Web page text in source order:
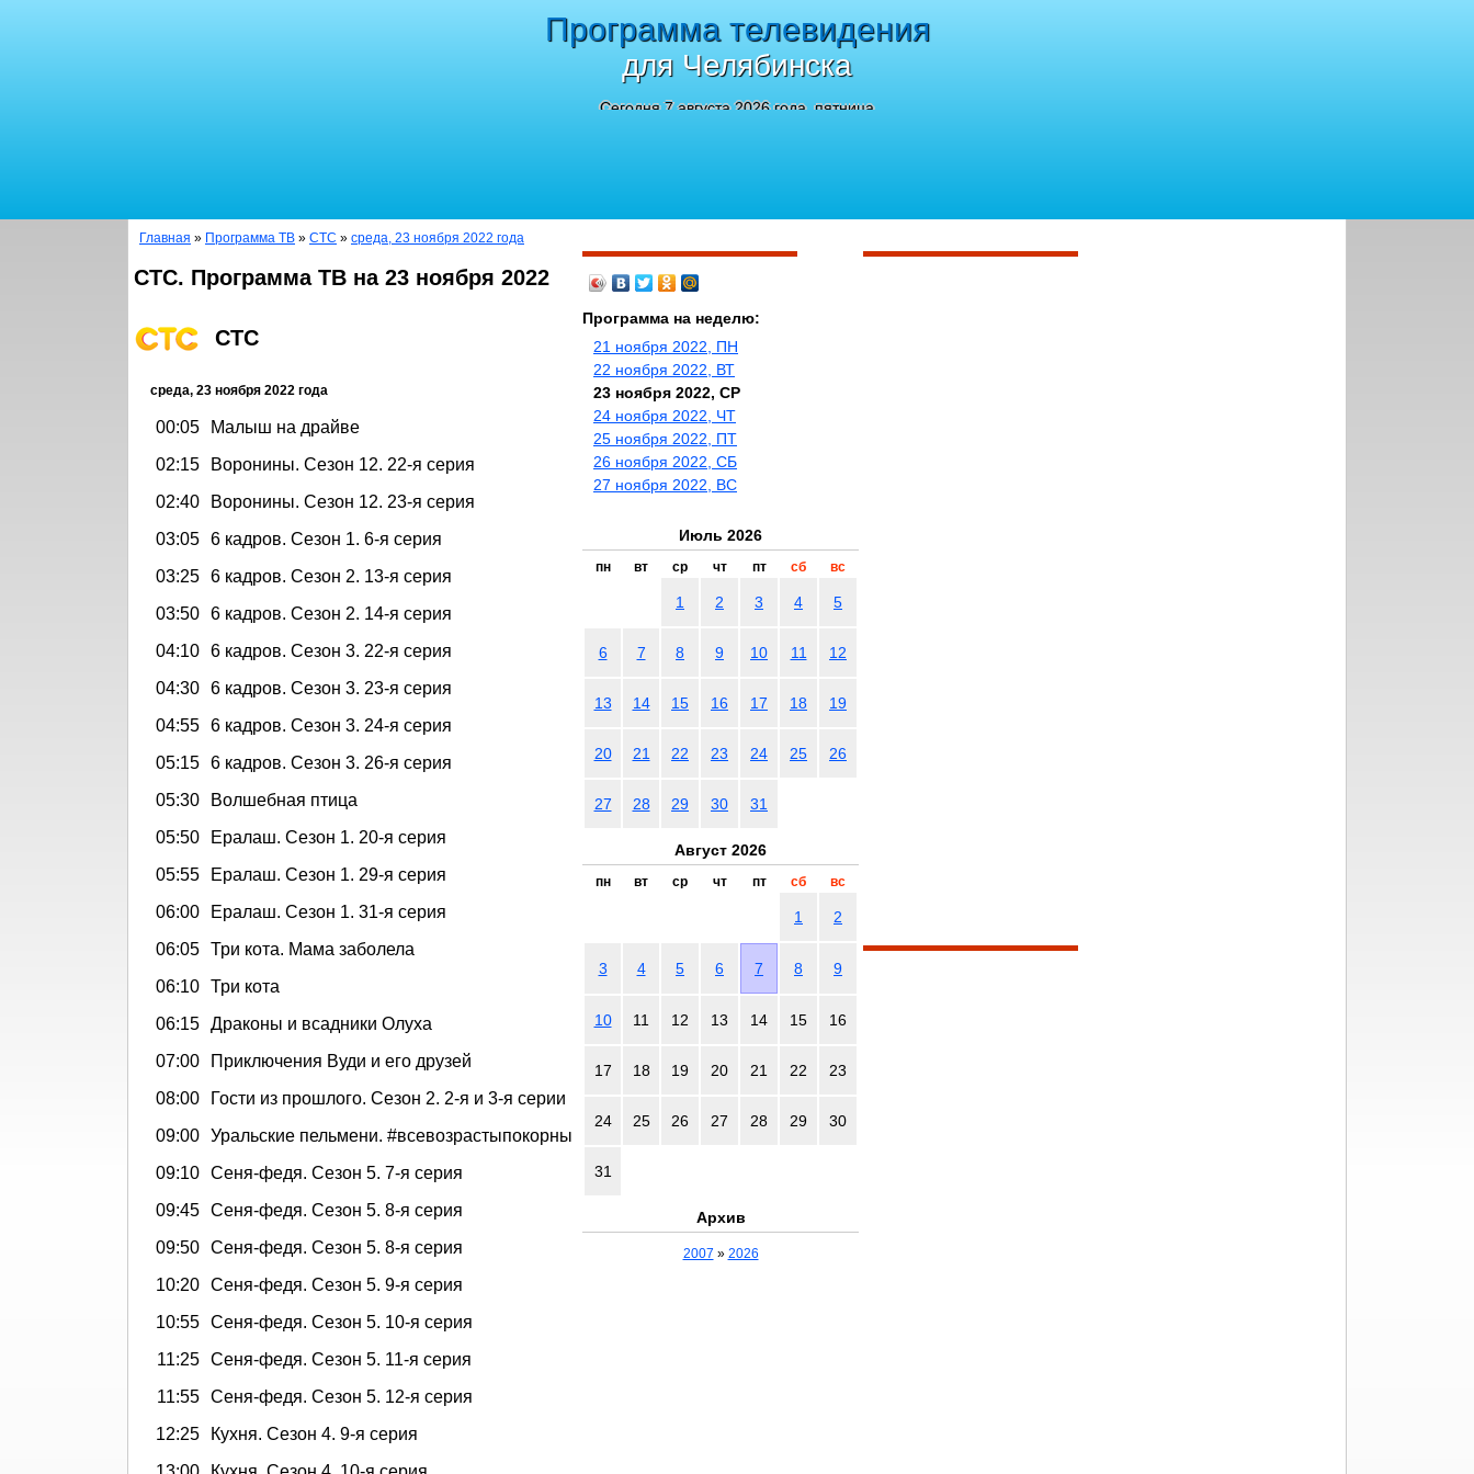
Программа телевидения
для Челябинска
Сегодня 7 августа 2026 года, пятница
Главная » Программа ТВ » СТС » среда, 23 ноября 2022 года
СТС. Программа ТВ на 23 ноября 2022
СТС
среда, 23 ноября 2022 года
00:05
Малыш на драйве
02:15
Воронины. Сезон 12. 22-я серия
02:40
Воронины. Сезон 12. 23-я серия
03:05 6 кадров. Сезон 1. 6-я серия
03:25 6 кадров. Сезон 2. 13-я серия
03:50 6 кадров. Сезон 2. 14-я серия
04:10 6 кадров. Сезон 3. 22-я серия
04:30 6 кадров. Сезон 3. 23-я серия
04:55 6 кадров. Сезон 3. 24-я серия
05:15 6 кадров. Сезон 3. 26-я серия
05:30
Волшебная птица
05:50
Ералаш. Сезон 1. 20-я серия
05:55
Ералаш. Сезон 1. 29-я серия
06:00
Ералаш. Сезон 1. 31-я серия
06:05 Три кота. Мама заболела
06:10 Три кота
06:15 Драконы и всадники Олуха
07:00
Приключения Вуди и его друзей
08:00
Гости из прошлого. Сезон 2. 2-я и 3-я серии
09:00 Уральские пельмени. #всевозрастыпокорны
09:10 Сеня-федя. Сезон 5. 7-я серия
09:45 Сеня-федя. Сезон 5. 8-я серия
09:50 Сеня-федя. Сезон 5. 8-я серия
10:20 Сеня-федя. Сезон 5. 9-я серия
10:55 Сеня-федя. Сезон 5. 10-я серия
11:25 Сеня-федя. Сезон 5. 11-я серия
11:55 Сеня-федя. Сезон 5. 12-я серия
12:25
Кухня. Сезон 4. 9-я серия
Программа на неделю:
21 ноября 2022, ПН
22 ноября 2022, ВТ
23 ноября 2022, СР
24 ноября 2022, ЧТ
25 ноября 2022, ПТ
26 ноября 2022, СБ
27 ноября 2022, ВС
Июль 2026
пн вт ср чт пт сб вс
1 2 3 4 5
6 7 8 9 10 11 12
13 14 15 16 17 18 19
20 21 22 23 24 25 26
27 28 29 30 31
Август 2026
пн вт ср чт пт сб вс
1 2
3 4 5 6 7 8 9
10 11 12 13 14 15 16
17 18 19 20 21 22 23
24 25 26 27 28 29 30
31
Архив
2007 » 2026